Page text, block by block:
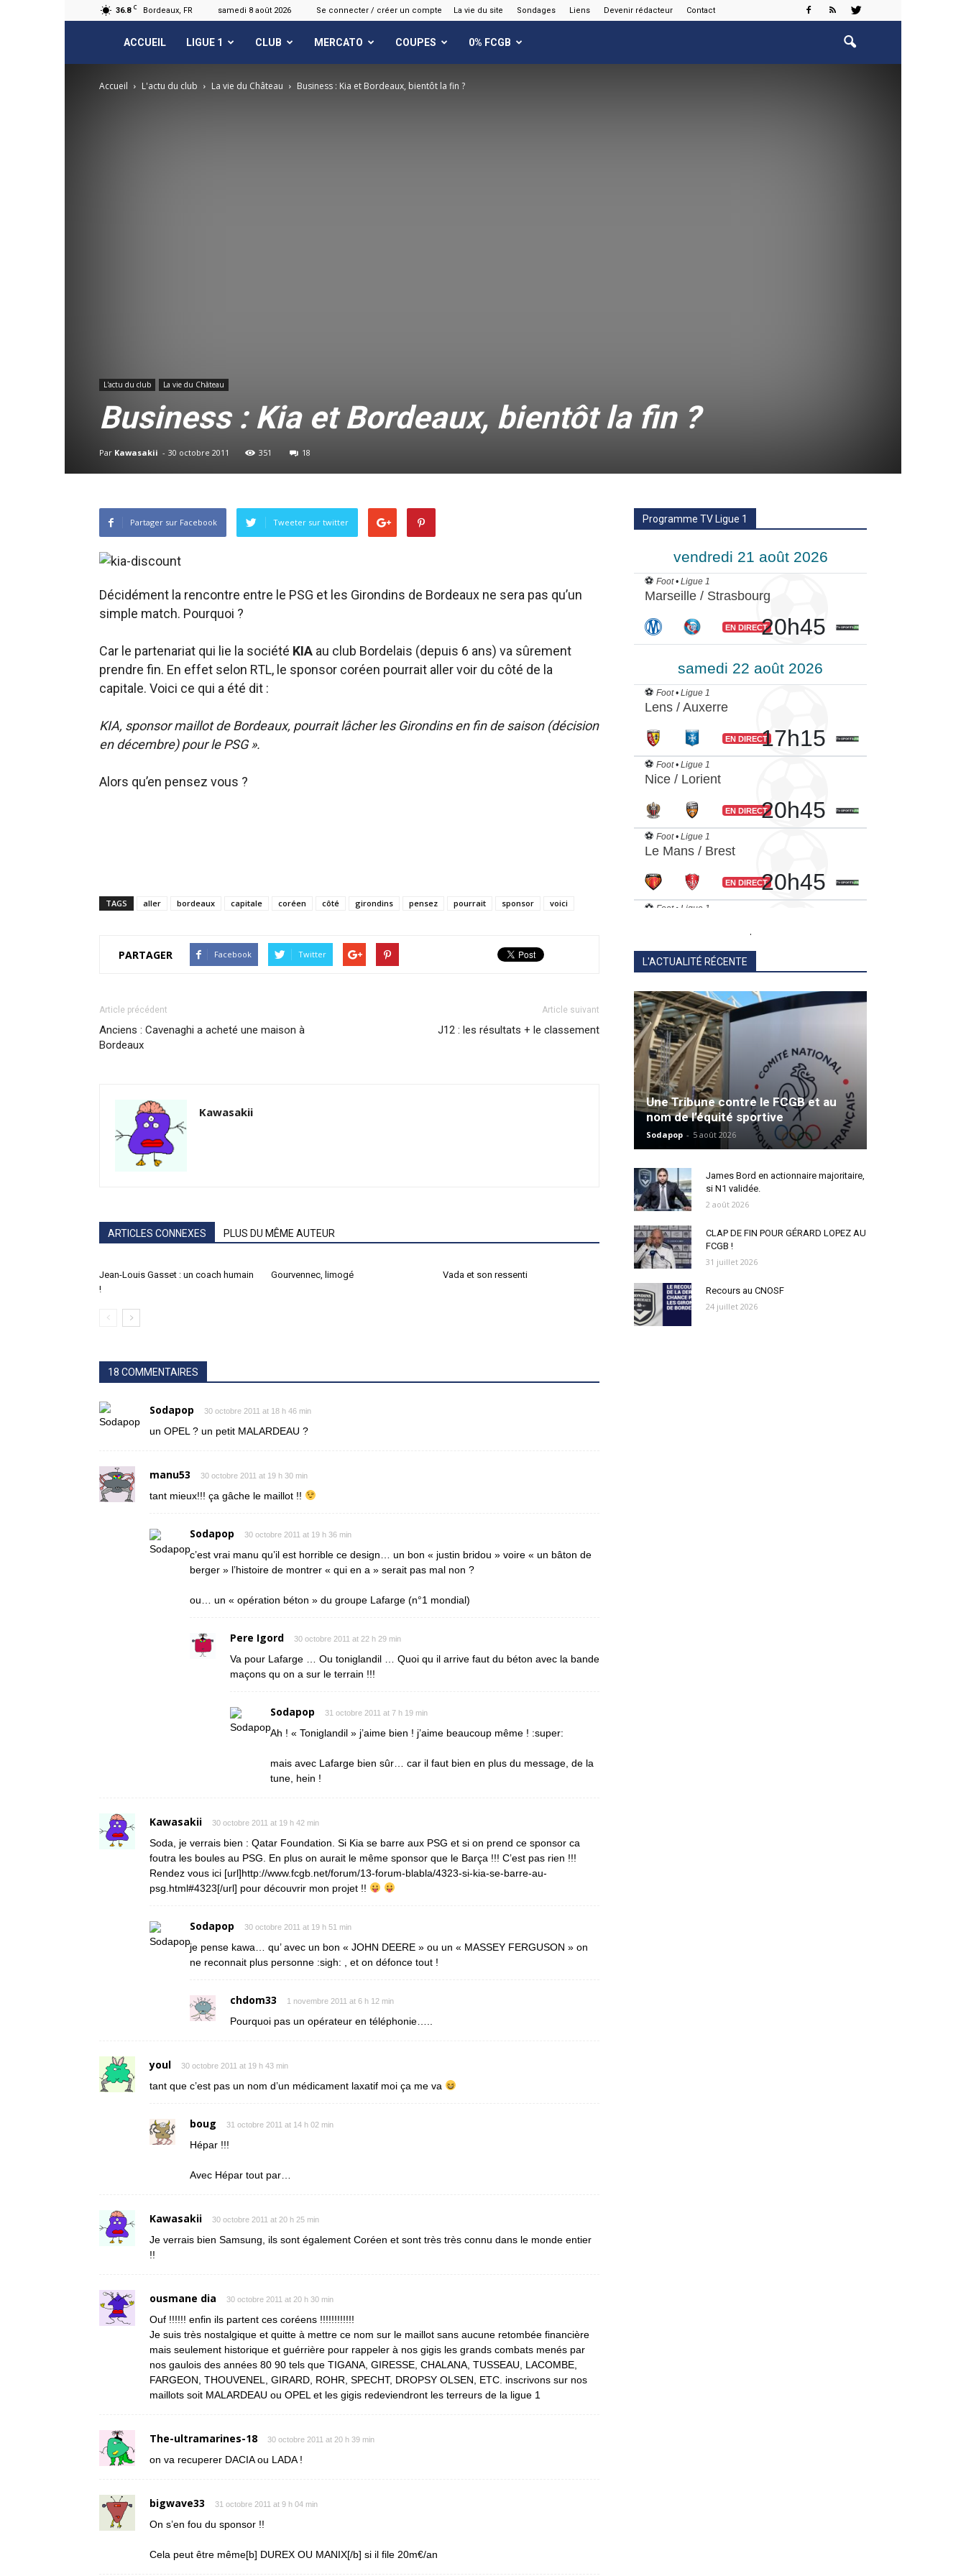
36.8 C Bordeaux, FR samedi 8 août 2026 Se connecter / créer un compte La vie du site Sondages Liens Devenir rédacteur Contact
FCGB.net
ACCUEIL LIGUE 1 CLUB MERCATO COUPES 0% FCGB
Accueil L'actu du club La vie du Château Business : Kia et Bordeaux, bientôt la fin ?
L'actu du club La vie du Château
Business : Kia et Bordeaux, bientôt la fin ?
Par Kawasakii - 30 octobre 2011 351 18
Partager sur Facebook Tweeter sur twitter
Décidément la rencontre entre le PSG et les Girondins de Bordeaux ne sera pas qu’un
simple match. Pourquoi ?
Car le partenariat qui lie la société KIA au club Bordelais (depuis 6 ans) va sûrement
prendre fin. En effet selon RTL, le sponsor coréen pourrait aller voir du côté de la
capitale. Voici ce qui a été dit :
KIA, sponsor maillot de Bordeaux, pourrait lâcher les Girondins en fin de saison (décision
en décembre) pour le PSG ».
Alors qu’en pensez vous ?
TAGS aller bordeaux capitale coréen côté girondins pensez pourrait sponsor voici
PARTAGER Facebook Twitter
Article précédent
Anciens : Cavenaghi a acheté une maison à
Bordeaux
Article suivant
J12 : les résultats + le classement
Kawasakii
ARTICLES CONNEXES PLUS DU MÊME AUTEUR
Jean-Louis Gasset : un coach humain
!
Gourvennec, limogé Vada et son ressenti
18 COMMENTAIRES
Sodapop 30 octobre 2011 at 18 h 46 min
un OPEL ? un petit MALARDEAU ?
manu53 30 octobre 2011 at 19 h 30 min
tant mieux!!! ça gâche le maillot !!
Sodapop 30 octobre 2011 at 19 h 36 min
c’est vrai manu qu’il est horrible ce design… un bon « justin bridou » voire « un bâton de
berger » l’histoire de montrer « qui en a » serait pas mal non ?
ou… un « opération béton » du groupe Lafarge (n°1 mondial)
Pere Igord 30 octobre 2011 at 22 h 29 min
Va pour Lafarge … Ou toniglandil … Quoi qu il arrive faut du béton avec la bande
maçons qu on a sur le terrain !!!
Sodapop 31 octobre 2011 at 7 h 19 min
Ah ! « Toniglandil » j’aime bien ! j’aime beaucoup même ! :super:
mais avec Lafarge bien sûr… car il faut bien en plus du message, de la
tune, hein !
Kawasakii 30 octobre 2011 at 19 h 42 min
Soda, je verrais bien : Qatar Foundation. Si Kia se barre aux PSG et si on prend ce sponsor ca
foutra les boules au PSG. En plus on aurait le même sponsor que le Barça !!! C’est pas rien !!!
Rendez vous ici [url]http://www.fcgb.net/forum/13-forum-blabla/4323-si-kia-se-barre-au-
psg.html#4323[/url] pour découvrir mon projet !!
Sodapop 30 octobre 2011 at 19 h 51 min
je pense kawa… qu’ avec un bon « JOHN DEERE » ou un « MASSEY FERGUSON » on
ne reconnait plus personne :sigh: , et on défonce tout !
chdom33 1 novembre 2011 at 6 h 12 min
Pourquoi pas un opérateur en téléphonie…..
youl 30 octobre 2011 at 19 h 43 min
tant que c’est pas un nom d’un médicament laxatif moi ça me va
boug 31 octobre 2011 at 14 h 02 min
Hépar !!!
Avec Hépar tout par…
Kawasakii 30 octobre 2011 at 20 h 25 min
Je verrais bien Samsung, ils sont également Coréen et sont très très connu dans le monde entier
!!
ousmane dia 30 octobre 2011 at 20 h 30 min
Ouf !!!!!! enfin ils partent ces coréens !!!!!!!!!!!!
Je suis très nostalgique et quitte à mettre ce nom sur le maillot sans aucune retombée financière
mais seulement historique et guérrière pour rappeler à nos gigis les grands combats menés par
nos gaulois des années 80 90 tels que TIGANA, GIRESSE, CHALANA, TUSSEAU, LACOMBE,
FARGEON, THOUVENEL, GIRARD, ROHR, SPECHT, DROPSY OLSEN, ETC. inscrivons sur nos
maillots soit MALARDEAU ou OPEL et les gigis redeviendront les terreurs de la ligue 1
The-ultramarines-18 30 octobre 2011 at 20 h 39 min
on va recuperer DACIA ou LADA !
bigwave33 31 octobre 2011 at 9 h 04 min
On s’en fou du sponsor !!
Cela peut être même[b] DUREX OU MANIX[/b] si il file 20m€/an
Programme TV Ligue 1
.
L'ACTUALITÉ RÉCENTE
Une Tribune contre le FCGB et au
nom de l’équité sportive
Sodapop - 5 août 2026
James Bord en actionnaire majoritaire,
si N1 validée.
2 août 2026
CLAP DE FIN POUR GÉRARD LOPEZ AU
FCGB !
31 juillet 2026
Recours au CNOSF
24 juillet 2026